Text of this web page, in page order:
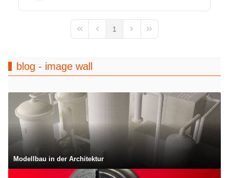
First PagePrevious Page
1
Next PageLast Page
blog - image wall
Modellbau in der Architektur